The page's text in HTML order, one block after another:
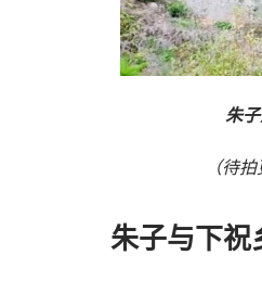
朱子
（待
朱子与下祝